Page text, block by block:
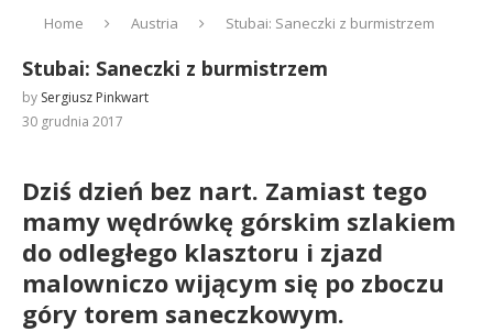
Home Austria Stubai: Saneczki z burmistrzem
Stubai: Saneczki z burmistrzem
by Sergiusz Pinkwart
30 grudnia 2017
Dziś dzień bez nart. Zamiast tego
mamy wędrówkę górskim szlakiem
do odległego klasztoru i zjazd
malowniczo wijącym się po zboczu
góry torem saneczkowym.